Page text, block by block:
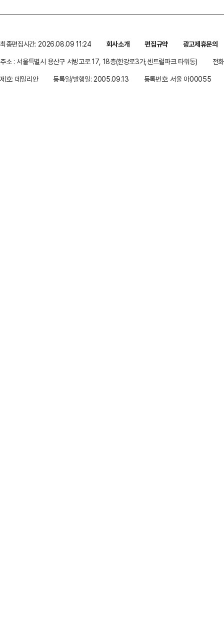
최종편집시간: 2026.08.09 11:24 회사소개 편집규약
광고제휴문의
주소 : 서울특별시 용산구 서빙고로 17, 18층(한강로3가,센트럴파크 타워동)
전
제호: 데일리안
등록일/발행일: 2005.09.13 등록번호: 서울 아00055